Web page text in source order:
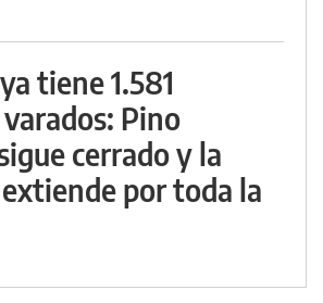
tiene 1.581
Pino
cerrado y la
por toda la